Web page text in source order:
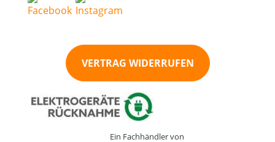
VERTRAG WIDERRUFEN
Ein Fachhändler von